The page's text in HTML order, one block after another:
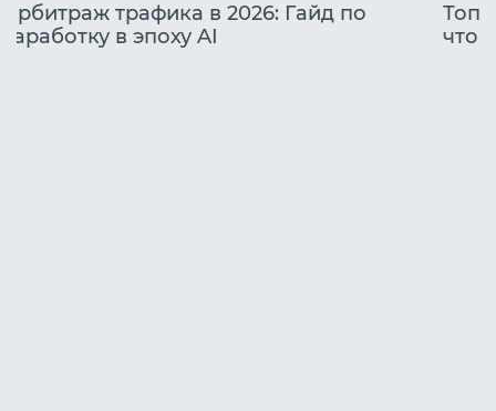
Арбитраж трафика в 2026: Гайд по
заработку в эпоху AI
что